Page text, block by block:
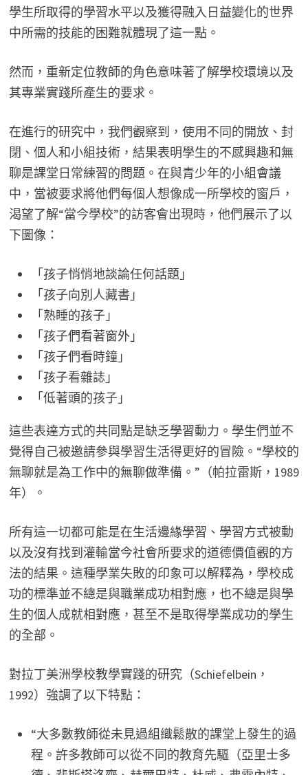
學生所取得的學習水平以及獲得融入日益變化的世界
中所需的技能的困難就體現了這一點。
然而，重新定位教師的角色意味著了解學校環境以及
其專業實踐所產生的要求。
在進行的研究中，我們觀察到，使用不同的開放、封
閉、個人和小組技術，結果表明學生的不感興趣和無
聊是課堂日常練習的問題。在與青少年的小組會議
中，當被要求將他們每個人想像成一所學校的窗戶，
渴望了解“當今學校”的訪客會出現時，他們展示了以
下圖像：
「孩子悄悄地談論任何話題」
「孩子向別人藏書」
「熟睡的孩子」
「孩子們看著窗外」
「孩子們看時鐘」
「孩子看雜誌」
「低著頭的孩子」
這些表達方式的共同點是缺乏學習動力。學生們並不
覺得自己被邀請參與學習生活得更好的冒險。“學校的
無聊就是為工作中的無聊做準備。”（帕拉雷斯，1989
年）。
所有這一切都可能是在生活邊緣學習、學習方式被動
以及沒有找到灌輸當今社會所要求的道德價值觀的方
法的結果。這種學業失敗的印象可以解釋為，學校成
功的標準並不總是與職業成功相對應，也不總是與學
生的個人成就相對應，甚至不是取得學業成功的學生
的全部。
對拉丁美洲學校教學實踐的研究（Schiefelbein，
1992）強調了以下特點：
“大多數教師從未見過組織鬆散的課堂上發生的過
程。許多教師可以從不同的教育先驅（亞里士多